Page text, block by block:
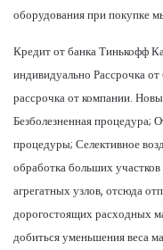
оборудования при покупке
Кредит от банка Тинькофф
индивидуально Рассрочка
рассрочка от компании.
Безболезненная процедура;
процедуры; Селективное
обработка больших
агрегатных узлов, отсюда
дорогостоящих расходных
добиться уменьшения веса